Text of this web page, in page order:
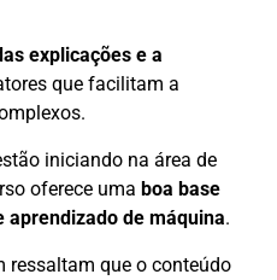
explicações e a
que facilitam a
iniciando na área de
oferece uma boa base
de máquina.
ressaltam que o conteúdo